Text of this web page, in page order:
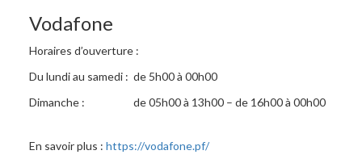
Vodafone
Horaires d’ouverture :
Du lundi au samedi : de 5h00 à 00h00
Dimanche : de 05h00 à 13h00 – de 16h00 à 00h00
En savoir plus : https://vodafone.pf/